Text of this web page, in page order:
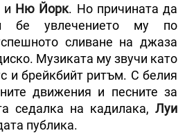
и Ню Йорк. Но причината да
бе увлечението му по
сливане на джаза
Музиката му звучи като
и брейкбийт ритъм. С белия
движения и песните за
седалка на кадилака,Луи
публика.